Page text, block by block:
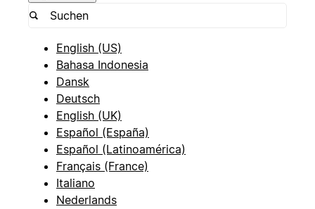
English (US)
Bahasa Indonesia
Dansk
Deutsch
English (UK)
Español (España)
Español (Latinoamérica)
Français (France)
Italiano
Nederlands